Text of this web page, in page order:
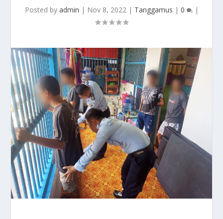
Posted by admin | Nov 8, 2022| Tanggamus | 0 |